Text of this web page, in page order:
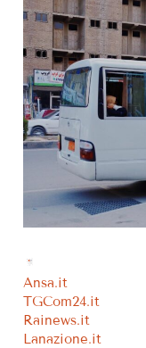
Ansa.it
TGCom24.it
Rainews.it
Lanazione.it